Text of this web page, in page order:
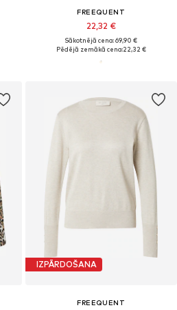
FREEQUENT
22,32 €
Sākotnējā cena: 69,90 €
Pēdējā zemākā cena:22,32 €
IZPĀRDOŠANA
FREEQUENT